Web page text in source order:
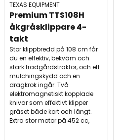
TEXAS EQUIPMENT
Premium TTS108H
åkgråsklippare 4-
takt
Stor klippbredd på 108 cm får
du en effektiv, bekväm och
stark trädgårdstraktor, och ett
mulchingskydd och en
dragkrok ingår. Två
elektromagnetiskt kopplade
knivar som effektivt klipper
gräset både kort och långt.
Extra stor motor på 452 cc,